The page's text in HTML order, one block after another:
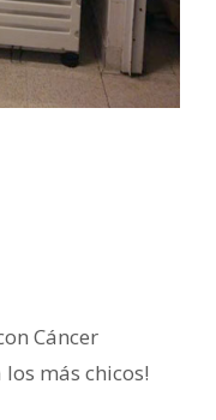
Cáncer
más chicos!